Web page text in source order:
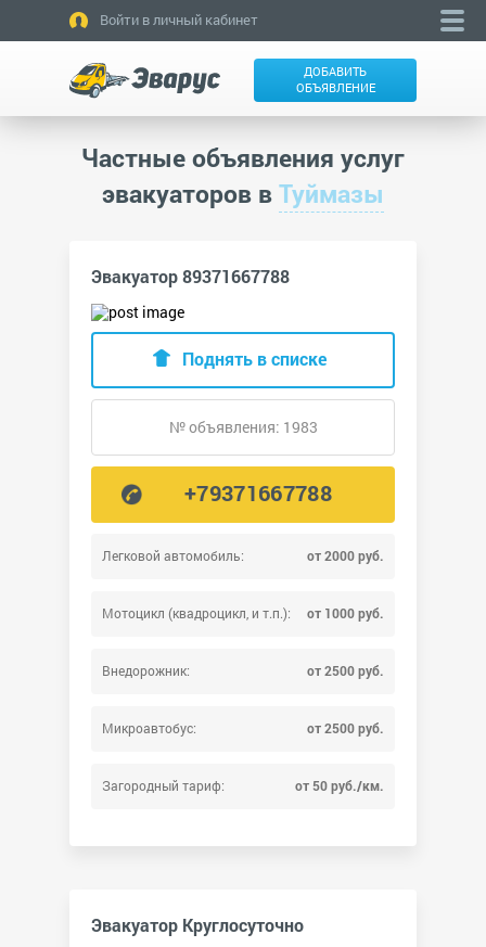
Войти в личный кабинет
ДОБАВИТЬ
ОБЪЯВЛЕНИЕ
Частные объявления услуг
эвакуаторов в Туймазы
Эвакуатор 89371667788
Легковой автомобиль: от 2000 руб.
Мотоцикл (квадроцикл, и т.п.): от 1000 руб.
Внедорожник: от 2500 руб.
Микроавтобус: от 2500 руб.
Загородный тариф: от 50 руб./км.
Поднять в списке
№ объявления: 1983
+79371667788
Эвакуатор Круглосуточно